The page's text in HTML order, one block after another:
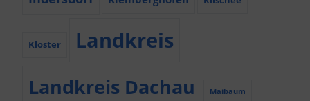
Kloster Landkreis
Landkreis Dachau Maibaum